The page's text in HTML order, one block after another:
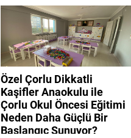
Özel Çorlu Dikkatli
Kaşifler Anaokulu ile
Çorlu Okul Öncesi Eğitimi
Neden Daha Güçlü Bir
Başlangıç Sunuyor?